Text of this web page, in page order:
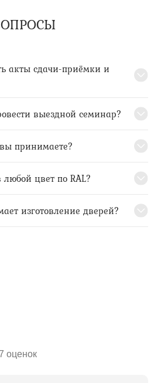
акты сдачи-приёмки и
выездной семинар?
принимаете?
цвет по RAL?
изготовление дверей?
оценок